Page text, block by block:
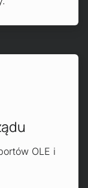
OLE i